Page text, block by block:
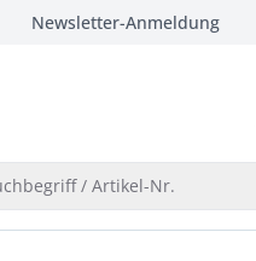
Newsletter-Anmeldung
/ Artikel-Nr.